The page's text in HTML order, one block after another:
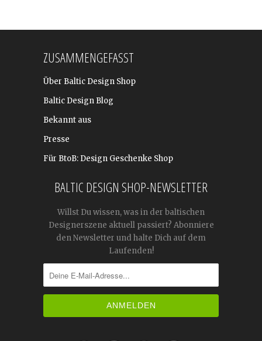
ZUSAMMENGEFASST
Über Baltic Design Shop
Baltic Design Blog
Bekannt aus
Presse
Für BtoB: Design Geschenke Shop
BALTIC DESIGN SHOP-NEWSLETTER
Willst Du wissen, was in der baltischen
Designerszene aktuell passiert? Abonniere
den Newsletter und halte Dich auf dem
Laufenden!